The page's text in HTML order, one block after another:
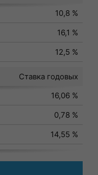
10,8 %
16,1 %
12,5 %
Ставка годовых
16,06 %
0,78 %
14,55 %